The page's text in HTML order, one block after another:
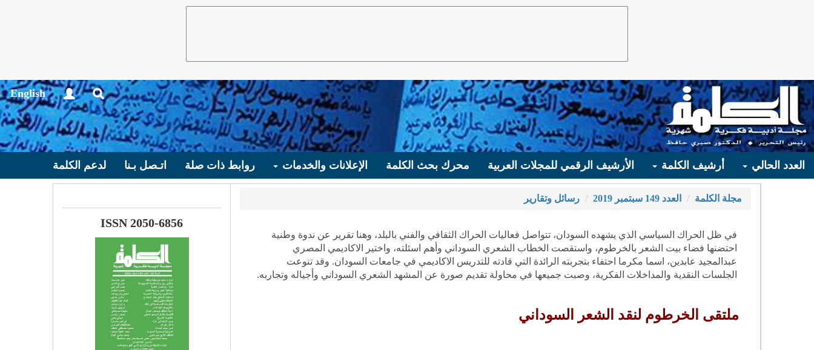
English
العدد الحالي أرشيف الكلمة الأرشيف الرقمي للمجلات العربية محرك بحث الكلمة الإعلانات والخدمات روابط ذات صلة اتـصل بـنا لدعم الكلمة
مجلة الكلمة العدد 149 سبتمبر 2019 رسائل وتقارير
في ظل الحراك السياسي الذي يشهده السودان، تتواصل فعاليات الحراك الثقافي والفني بالبلد، وهنا تقرير عن ندوة وطنية
احتضنها فضاء بيت الشعر بالخرطوم، واستقصت الخطاب الشعري السوداني وأهم اسئلته، واختير الاكاديمي المصري
عبدالمجيد عابدين، اسما مكرما احتفاء بتجربته الرائدة التي قادته للتدريس الاكاديمي في جامعات السودان. وقد تنوعت
الجلسات النقدية والمداخلات الفكرية، وصبت جميعها في محاولة تقديم صورة عن المشهد الشعري السوداني وأجياله وتجاربه.
ملتقى الخرطوم لنقد الشعر السوداني
ISSN 2050-6856